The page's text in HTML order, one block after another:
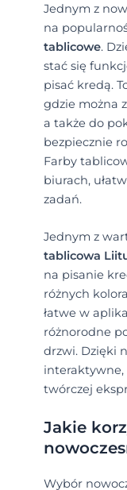
Jednym z
na
tablicowe.
stać się
pisać kredą.
gdzie można
a także do
bezpiecznie
Farby
biurach,
zadań.
Jednym z
tablicowa
na pisanie
różnych
łatwe w
różnorodne
drzwi. Dzięki
interaktywne,
twórczej
Jakie
Wybór